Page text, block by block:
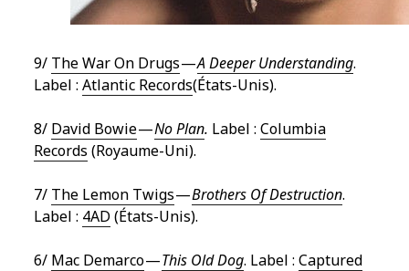
9/ The War On Drugs—A Deeper Understanding.
Label :Atlantic Records(États-Unis).
8/ David Bowie—No Plan. Label :Columbia
Records (Royaume-Uni).
7/ The Lemon Twigs—Brothers Of Destruction.
Label : 4AD (États-Unis).
6/ Mac Demarco—This Old Dog. Label :Captured